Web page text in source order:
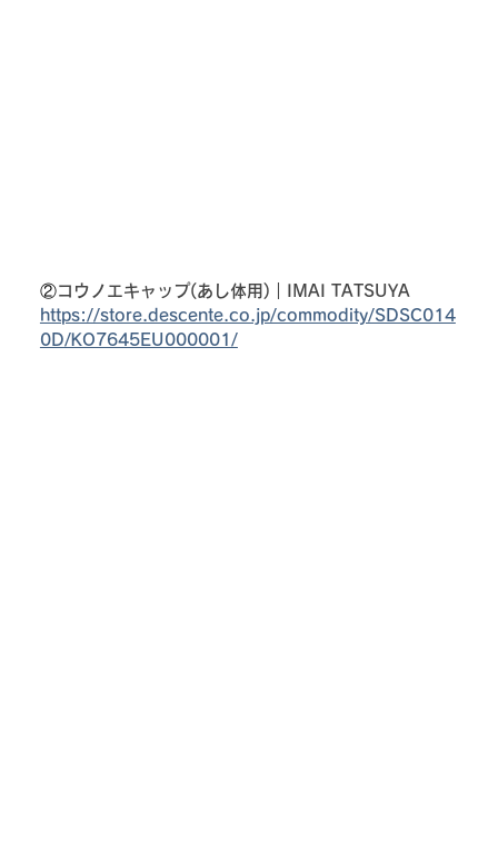
②コウノエキャップ(あし体用)｜IMAI TATSUYA
https://store.descente.co.jp/commodity/SDSC014
0D/KO7645EU000001/